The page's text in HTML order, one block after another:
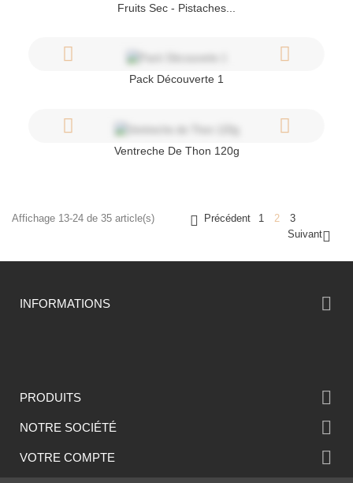
Fruits Sec - Pistaches...
Pack Découverte 1
Ventreche De Thon 120g
Affichage 13-24 de 35 article(s)  Précédent 1 2
3
Suivant
INFORMATIONS 
PRODUITS 
NOTRE SOCIÉTÉ 
VOTRE COMPTE 